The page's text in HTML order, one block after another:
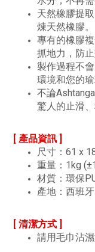
天然橡膠提
煉天然橡膠。
專有的橡膠
抓地力，防止
製作過程不
環境和您的
不論
驚人的止滑、
[ 產品資訊 ]
尺寸：61 x
重量：1kg
材質：環保
產地：西班牙
[ 清潔方式 ]
請用毛巾沾